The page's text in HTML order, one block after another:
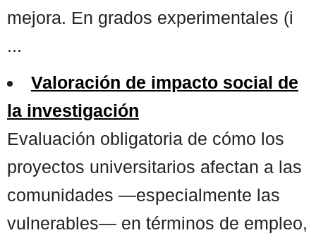
mejora. En grados experimentales (i
...
Valoración de impacto social de
la investigación
Evaluación obligatoria de cómo los
proyectos universitarios afectan a las
comunidades —especialmente las
vulnerables— en términos de empleo,